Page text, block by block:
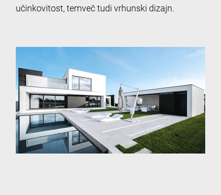
učinkovitost, temveč tudi vrhunski dizajn.